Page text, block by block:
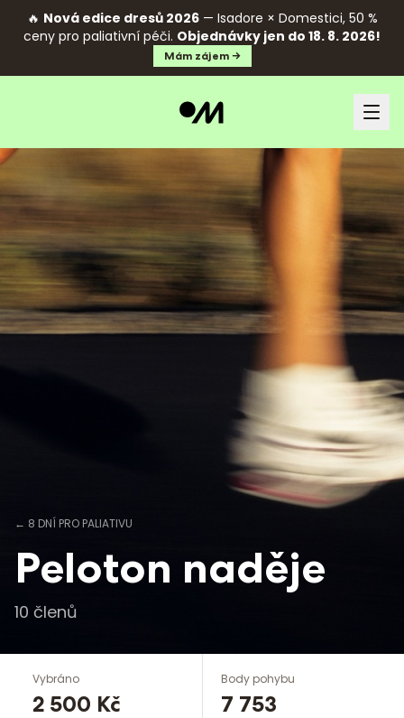
🔥 Nová edice dresů 2026— Isadore × Domestici, 50 %
ceny pro paliativní péči. Objednávky jen do 18. 8. 2026!
Mám zájem →
← 8 DNÍ PRO PALIATIVU
Peloton naděje
10 členů
Vybráno
2 500 Kč
Body pohybu
7 753